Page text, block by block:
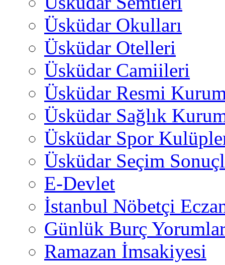
Üsküdar Okulları
Üsküdar Otelleri
Üsküdar Camiileri
Üsküdar Resmi
Üsküdar Sağlık
Üsküdar Spor
Üsküdar Seçim
E-Devlet
İstanbul Nöbetçi
Günlük Burç
Ramazan İmsakiyesi